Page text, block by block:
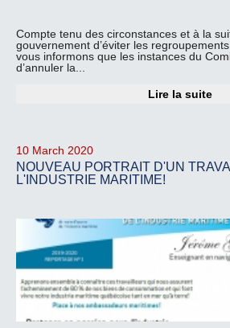
Compte tenu des circonstances et à la
gouvernement d’éviter les
vous informons que les instances du
d’annuler la...
Lire la suite
10 March 2020
NOUVEAU PORTRAIT D'UN
L'INDUSTRIE MARITIME!